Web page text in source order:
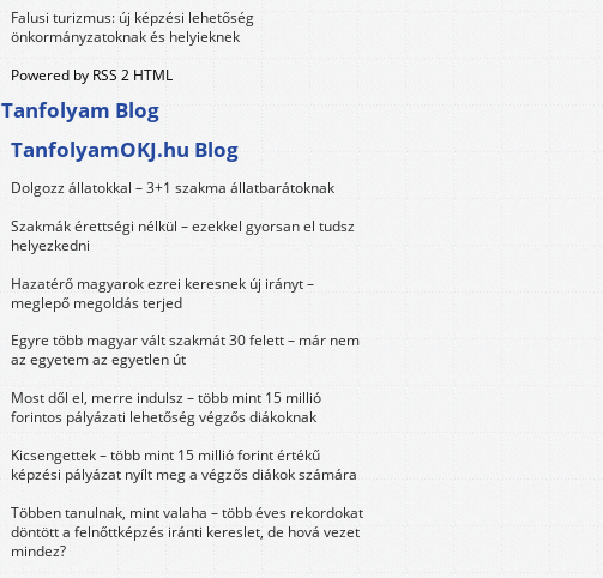
Falusi turizmus: új képzési lehetőség
önkormányzatoknak és helyieknek
Powered by RSS 2 HTML
Tanfolyam Blog
TanfolyamOKJ.hu Blog
Dolgozz állatokkal – 3+1 szakma állatbarátoknak
Szakmák érettségi nélkül – ezekkel gyorsan el tudsz
helyezkedni
Hazatérő magyarok ezrei keresnek új irányt –
meglepő megoldás terjed
Egyre több magyar vált szakmát 30 felett – már nem
az egyetem az egyetlen út
Most dől el, merre indulsz – több mint 15 millió
forintos pályázati lehetőség végzős diákoknak
Kicsengettek – több mint 15 millió forint értékű
képzési pályázat nyílt meg a végzős diákok számára
Többen tanulnak, mint valaha – több éves rekordokat
döntött a felnőttképzés iránti kereslet, de hová vezet
mindez?